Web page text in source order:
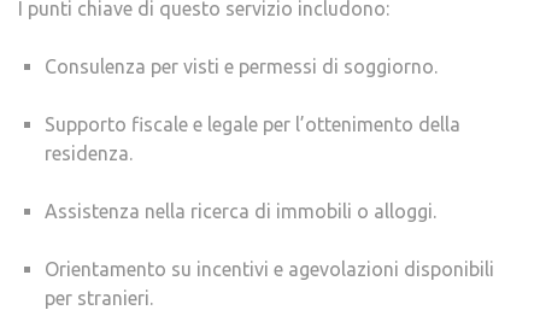
I punti chiave di questo servizio includono:
Consulenza per visti e permessi di soggiorno.
Supporto fiscale e legale per l’ottenimento della
residenza.
Assistenza nella ricerca di immobili o alloggi.
Orientamento su incentivi e agevolazioni disponibili
per stranieri.